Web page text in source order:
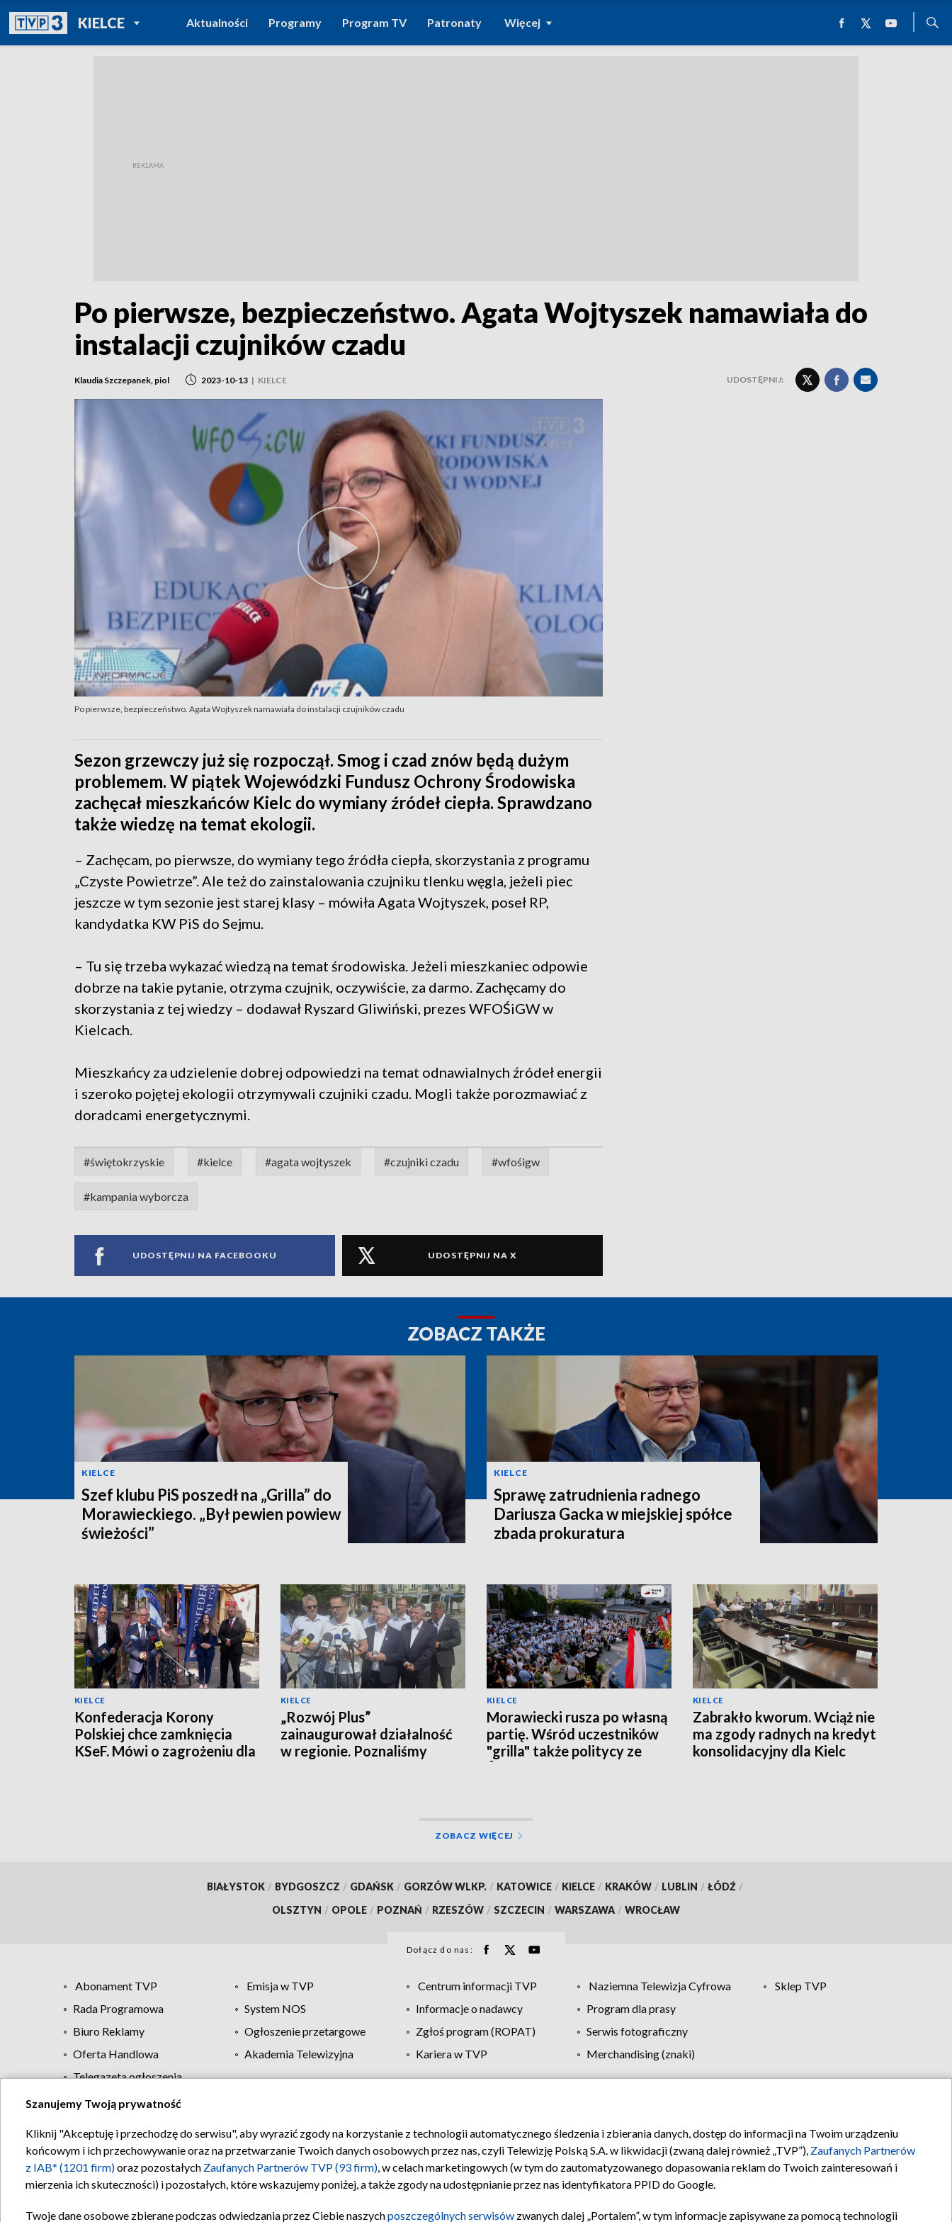
KIELCEPOWRÓT DO
TVP REGIONY
Aktualności Programy Program TV Patronaty Więcej
Po pierwsze, bezpieczeństwo. Agata Wojtyszek namawiała do
instalacji czujników czadu
Klaudia Szczepanek, piol 2023-10-13 | KIELCE UDOSTĘPNIJ:
Po pierwsze, bezpieczeństwo. Agata Wojtyszek namawiała do instalacji czujników czadu
Sezon grzewczy już się rozpoczął. Smog i czad znów będą dużym
problemem. W piątek Wojewódzki Fundusz Ochrony Środowiska
zachęcał mieszkańców Kielc do wymiany źródeł ciepła. Sprawdzano
także wiedzę na temat ekologii.
– Zachęcam, po pierwsze, do wymiany tego źródła ciepła, skorzystania z programu
„Czyste Powietrze”. Ale też do zainstalowania czujniku tlenku węgla, jeżeli piec
jeszcze w tym sezonie jest starej klasy – mówiła Agata Wojtyszek, poseł RP,
kandydatka KW PiS do Sejmu.
– Tu się trzeba wykazać wiedzą na temat środowiska. Jeżeli mieszkaniec odpowie
dobrze na takie pytanie, otrzyma czujnik, oczywiście, za darmo. Zachęcamy do
skorzystania z tej wiedzy – dodawał Ryszard Gliwiński, prezes WFOŚiGW w
Kielcach.
Mieszkańcy za udzielenie dobrej odpowiedzi na temat odnawialnych źródeł energii
i szeroko pojętej ekologii otrzymywali czujniki czadu. Mogli także porozmawiać z
doradcami energetycznymi.
#świętokrzyskie #kielce #agata wojtyszek #czujniki czadu #wfośigw
#kampania wyborcza
UDOSTĘPNIJ NA FACEBOOKU UDOSTĘPNIJ NA X
ZOBACZ TAKŻE
KIELCE
Szef klubu PiS poszedł na „Grilla” do
Morawieckiego. „Był pewien powiew
świeżości”
KIELCE
Sprawę zatrudnienia radnego
Dariusza Gacka w miejskiej spółce
zbada prokuratura
KIELCE
Konfederacja Korony
Polskiej chce zamknięcia
KSeF. Mówi o zagrożeniu dla
KIELCE
„Rozwój Plus”
zainaugurował działalność
w regionie. Poznaliśmy
KIELCE
Morawiecki rusza po własną
partię. Wśród uczestników
"grilla" także politycy ze
Świętokrzyskiego
KIELCE
Zabrakło kworum. Wciąż nie
ma zgody radnych na kredyt
konsolidacyjny dla Kielc
ZOBACZ WIĘCEJ
BIAŁYSTOK / BYDGOSZCZ / GDAŃSK / GORZÓW WLKP. / KATOWICE / KIELCE / KRAKÓW / LUBLIN / ŁÓDŹ /
OLSZTYN / OPOLE / POZNAŃ / RZESZÓW / SZCZECIN / WARSZAWA / WROCŁAW
Dołącz do nas:
Abonament TVP Emisja w TVP Centrum informacji TVP Naziemna Telewizja Cyfrowa
Sklep TVP
Rada Programowa
System NOS Informacje o nadawcy
Program dla prasy
Biuro Reklamy
Ogłoszenie przetargowe Zgłoś program (ROPAT)
Serwis fotograficzny
Oferta Handlowa
Akademia Telewizyjna Kariera w TVP
Merchandising (znaki)
Telegazeta ogłoszenia
Regulamin TVP Polityka prywatności Moje zgody Pomoc Biuro reklamy Kontakt
Szanujemy Twoją prywatność
Kliknij "Akceptuję i przechodzę do serwisu", aby wyrazić zgody na korzystanie z technologii automatycznego śledzenia i zbierania danych, dostęp do informacji na Twoim urządzeniu
końcowym i ich przechowywanie oraz na przetwarzanie Twoich danych osobowych przez nas, czyli Telewizję Polską S.A. w likwidacji (zwaną dalej również „TVP”), Zaufanych Partnerów
z IAB* (1201 firm)oraz pozostałych Zaufanych Partnerów TVP (93 firm), w celach marketingowych (w tym do zautomatyzowanego dopasowania reklam do Twoich zainteresowań i
mierzenia ich skuteczności) i pozostałych, które wskazujemy poniżej, a także zgody na udostępnianie przez nas identyfikatora PPID do Google.
Twoje dane osobowe zbierane podczas odwiedzania przez Ciebie naszychposzczególnych serwisów zwanych dalej „Portalem”, w tym informacje zapisywane za pomocą technologii